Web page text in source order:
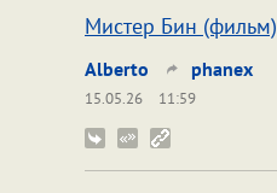
Мистер Бин (фильм)
Alberto phanex
15.05.26
11:59